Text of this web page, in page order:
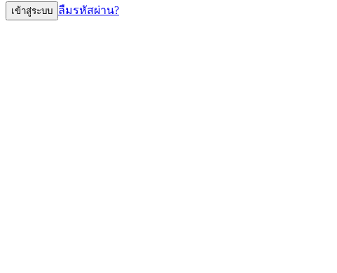
เข้าสู่ระบบ ลืมรหัสผ่าน?